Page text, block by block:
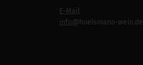
E-Mail
info@huelsmann-wein.de